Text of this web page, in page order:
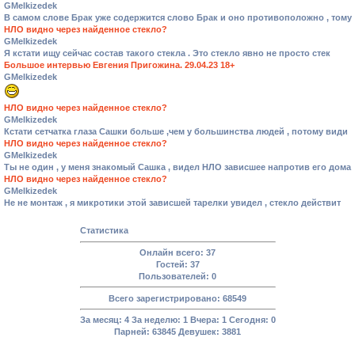
GMelkizedek
В самом слове Брак уже содержится слово Брак и оно противоположно , тому
НЛО видно через найденное стекло?
GMelkizedek
Я кстати ищу сейчас состав такого стекла . Это стекло явно не просто стек
Большое интервью Евгения Пригожина. 29.04.23 18+
GMelkizedek
НЛО видно через найденное стекло?
GMelkizedek
Кстати сетчатка глаза Сашки больше ,чем у большинства людей , потому види
НЛО видно через найденное стекло?
GMelkizedek
Ты не один , у меня знакомый Сашка , видел НЛО зависшее напротив его дома
НЛО видно через найденное стекло?
GMelkizedek
Не не монтаж , я микротики этой зависшей тарелки увидел , стекло действит
Статистика
Онлайн всего: 37
Гостей: 37
Пользователей: 0
Всего зарегистрировано: 68549
За месяц: 4За неделю: 1Вчера: 1Сегодня: 0
Парней: 63845 Девушек: 3881